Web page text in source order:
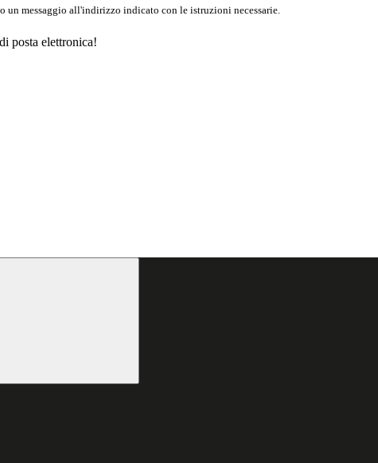
un messaggio all'indirizzo indicato con le istruzioni necessarie.
posta elettronica!